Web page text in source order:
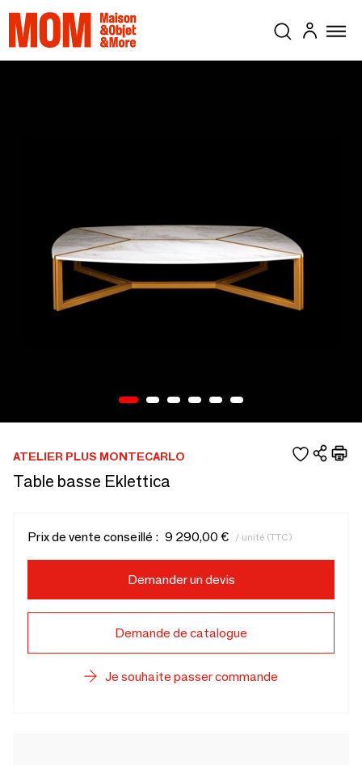
ATELIER PLUS MONTECARLO
Table basse Eklettica
Prix de vente conseillé : 9 290,00 € / unité (TTC)
Demander un devis
Demande de catalogue
Je souhaite passer commande